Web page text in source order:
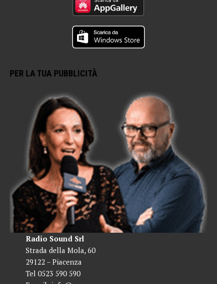
PER LA TUA PUBBLICITÀ
Radio Sound Srl
Strada della Mola, 60
29122 – Piacenza
Tel 0523 590 590